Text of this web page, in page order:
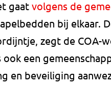
gaatvolgens de
bij elkaar.
zegt de COA-
ook een
en beveiliging